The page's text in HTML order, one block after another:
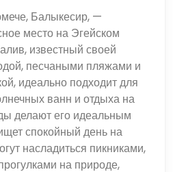
Балыкесир, —
место на Эгейском
известный своей
песчаными пляжами и
идеально подходит для
ванн и отдыха на
делают его идеальным
спокойный день на
насладиться пикниками,
на природе,